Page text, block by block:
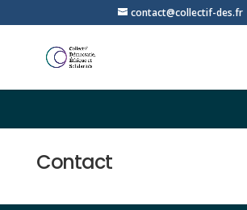
contact@collectif-des.fr
Contact